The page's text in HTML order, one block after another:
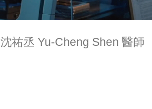
沈祐丞 Yu-Cheng Shen 醫師